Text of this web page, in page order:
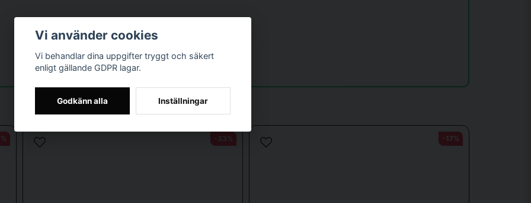
x bikes har lägre motstånd än de större klassiska cyklarna med tyngre svänghjul.
i minuttet, kalorieforbrug og puls
på väg ner mot cykelkroppen. Flera har glömt ena kopplingen. Hör av dig igen.
-33% -17%
Vi använder cookies
Vi behandlar dina uppgifter tryggt och säkert
enligt gällande GDPR lagar.
Godkänn alla Inställningar